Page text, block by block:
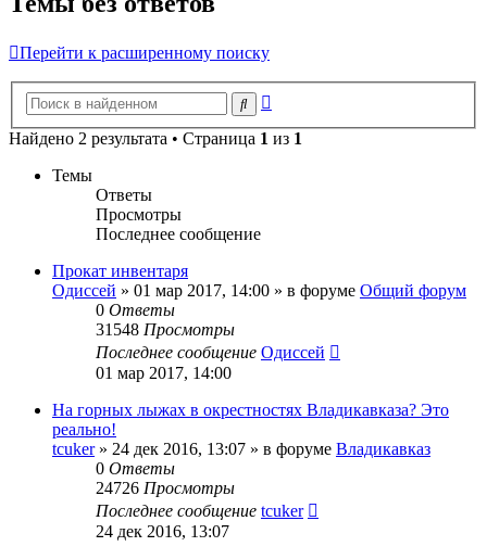
Перейти к расширенному поиску
Поиск
Найдено 2 результата • Страница 1 из 1
Темы
Ответы
Просмотры
Последнее сообщение
Прокат инвентаря
Одиссей » 01 мар 2017, 14:00 » в форуме Общий форум
0 Ответы
31548 Просмотры
Последнее сообщение Одиссей
01 мар 2017, 14:00
На горных лыжах в окрестностях Владикавказа? Это
реально!
tcuker» 24 дек 2016, 13:07 » в форуме Владикавказ
0 Ответы
24726 Просмотры
Последнее сообщение tcuker
24 дек 2016, 13:07